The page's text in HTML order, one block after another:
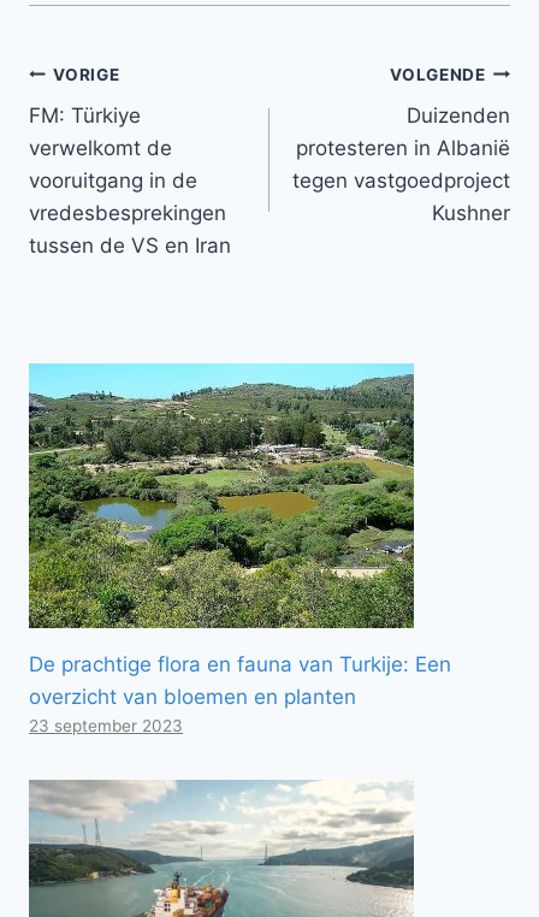
Bericht
navigatie
VORIGE
FM: Türkiye
verwelkomt de
vooruitgang in de
vredesbesprekingen
tussen de VS en Iran
VOLGENDE
Duizenden
protesteren in Albanië
tegen vastgoedproject
Kushner
De prachtige flora en fauna van Turkije: Een
overzicht van bloemen en planten
23 september 2023